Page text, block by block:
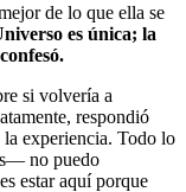
de lo que ella se
es única; la
si volvería a
respondió
experiencia. Todo lo
no puedo
estar aquí porque